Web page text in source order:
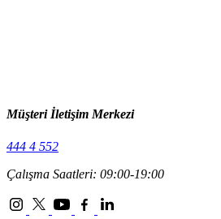
Müşteri İletişim Merkezi
444 4 552
Çalışma Saatleri: 09:00-19:00